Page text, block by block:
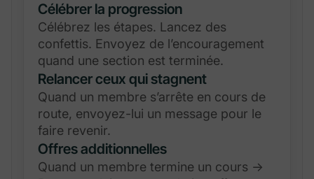
Célébrer la progression
Célébrez les étapes. Lancez des
confettis. Envoyez de l’encouragement
quand une section est terminée.
Relancer ceux qui stagnent
Quand un membre s’arrête en cours de
route, envoyez-lui un message pour le
faire revenir.
Offres additionnelles
Quand un membre termine un cours →